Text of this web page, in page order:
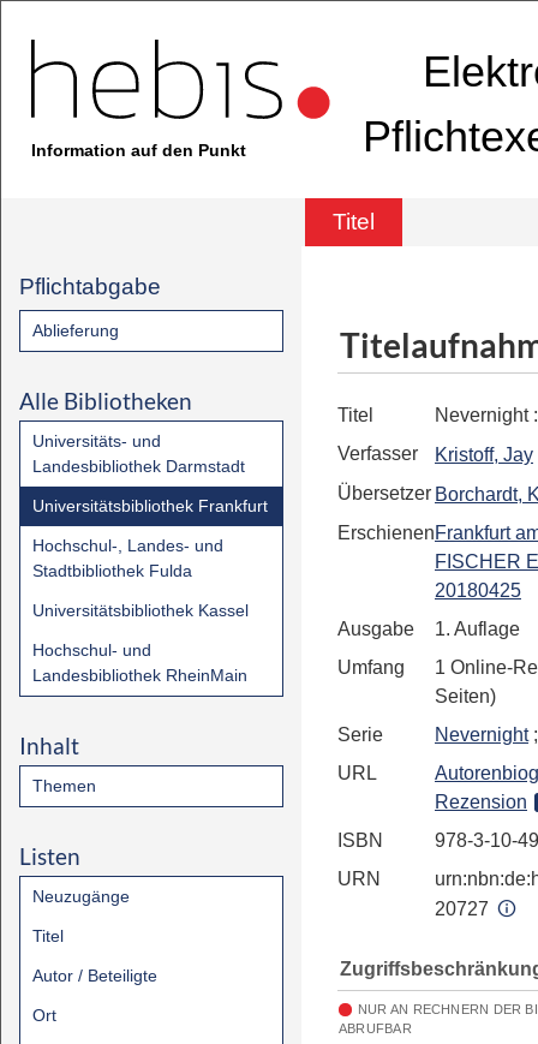
Information auf den Punkt
Titel
Pflichtabgabe
Ablieferung
Alle Bibliotheken
Universitäts- und
Landesbibliothek Darmstadt
Universitätsbibliothek Frankfurt
Hochschul-, Landes- und
Stadtbibliothek Fulda
Universitätsbibliothek Kassel
Hochschul- und
Landesbibliothek RheinMain
Inhalt
Themen
Listen
Neuzugänge
Titel
Autor / Beteiligte
Ort
Titel Nevernight
Verfasser
Kristoff, Jay
Übersetzer Borchardt,
ErschienenFrankfurt
FISCHER
20180425
Ausgabe
1. Auflage
Umfang
1 Online-
Seiten)
Serie
Nevernight;
URL
Rezension
ISBN
978-3-10-
URN
20727
NUR AN RECHNERN DER
ABRUFBAR